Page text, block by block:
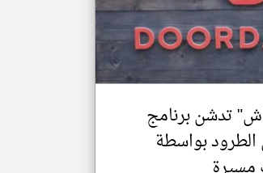
تدشن برنامج
بواسطة